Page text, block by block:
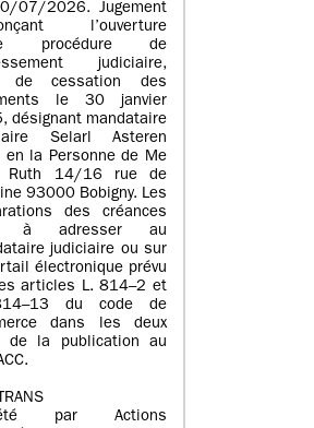
07/2026. Jugement
l’ouverture
procédure de
judiciaire,
de cessation des
le 30 janvier
désignant mandataire
Selarl Asteren
en la Personne de Me
Ruth 14/16 rue de
93000 Bobigny. Les
des créances
à adresser au
judiciaire ou sur
électronique prévu
articles L. 814–2 et
du code de
dans les deux
de la publication au
par Actions